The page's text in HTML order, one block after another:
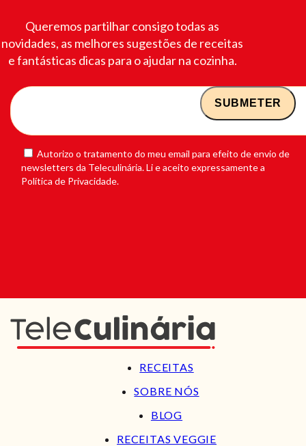
Queremos partilhar consigo todas as
novidades, as melhores sugestões de receitas
e fantásticas dicas para o ajudar na cozinha.
Autorizo o tratamento do meu email para efeito de envio de
newsletters da Teleculinária. Li e aceito expressamente a
Política de Privacidade.
RECEITAS
SOBRE NÓS
BLOG
RECEITAS VEGGIE